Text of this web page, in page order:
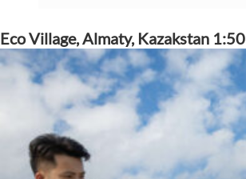
Eco Village, Almaty, Kazakstan 1:50